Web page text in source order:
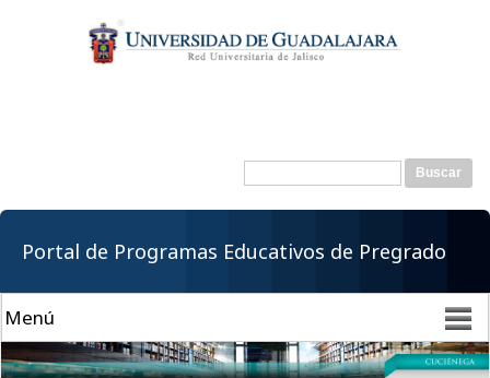
contenido
principal
Formulario de
Buscar
Portal de Programas Educativos de Pregrado